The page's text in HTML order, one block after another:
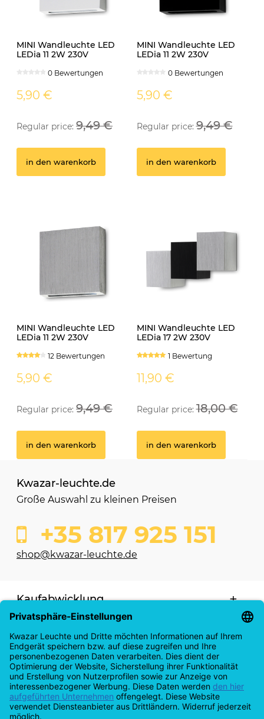
MINI Wandleuchte LED
LEDia 11 2W 230V
0 Bewertungen
5,90 €
Regular price: 9,49 €
in den warenkorb
MINI Wandleuchte LED
LEDia 11 2W 230V
0 Bewertungen
5,90 €
Regular price:9,49 €
in den warenkorb
MINI Wandleuchte LED
LEDia 11 2W 230V
12 Bewertungen
5,90 €
Regular price: 9,49 €
in den warenkorb
MINI Wandleuchte LED
LEDia 17 2W 230V
1 Bewertung
11,90 €
Regular price:18,00 €
in den warenkorb
Kwazar-leuchte.de
Große Auswahl zu kleinen Preisen
+35 817 925 151
shop@kwazar-leuchte.de
Kaufabwicklung
Info & Servicecenter
Anmeldung